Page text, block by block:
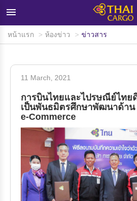
×
หน้าแรก
เครือข่ายและอุปกรณ์บรรทุกสินค้า
ห้องข่าว
ข้อมูลสนับสนุน
คำถามที่พบบ่อย
เกี่ยวกับไทยคาร์โก้
ติดต่อเรา
หน้าแรก ห้องข่าว ข่าวสาร
11 March, 2021
การบินไทยและไปรษณีย์ไทย
เป็นพันธมิตรศึกษาพัฒนาด้า
e-Commerce